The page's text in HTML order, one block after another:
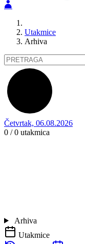
Utakmice
Arhiva
Četvrtak, 06.08.2026
0 / 0 utakmica
Arhiva
Utakmice